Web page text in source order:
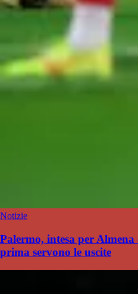
Notizie
Palermo, intesa per
prima servono le uscite